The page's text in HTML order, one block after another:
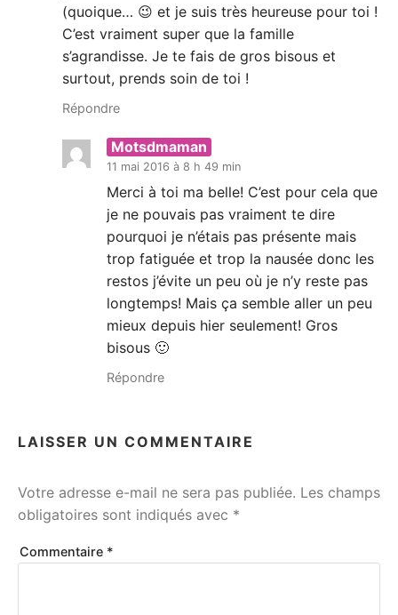
(quoique… 😉 et je suis très heureuse pour toi !
C’est vraiment super que la famille
s’agrandisse. Je te fais de gros bisous et
surtout, prends soin de toi !
Répondre
Motsdmaman
11 mai 2016 à 8 h 49 min
Merci à toi ma belle! C’est pour cela que
je ne pouvais pas vraiment te dire
pourquoi je n’étais pas présente mais
trop fatiguée et trop la nausée donc les
restos j’évite un peu où je n’y reste pas
longtemps! Mais ça semble aller un peu
mieux depuis hier seulement! Gros
bisous 🙂
Répondre
LAISSER UN COMMENTAIRE
Votre adresse e-mail ne sera pas publiée. Les champs
obligatoires sont indiqués avec *
Commentaire *